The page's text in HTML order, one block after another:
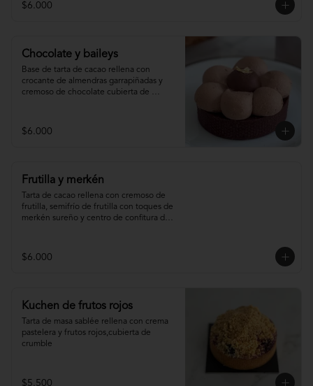
$6.000
Chocolate y baileys
Base de tarta de cacao rellena con
crocante de almendras garrapiñadas y
cremoso de chocolate cubierta de
$6.000
Frutilla y merkén
Tarta de cacao rellena con cremoso de
frutilla, semifrío de frutilla con toques de
merkén sureño y centro de confitura de
$6.000
Kuchen de frutos rojos
Tarta de masa sablée rellena con crema
pastelera y frutos rojos,cubierta de
crumble
$5.500